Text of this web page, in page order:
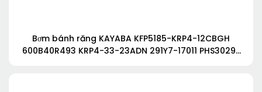
Bơm bánh răng KAYABA KFP5185-KRP4-12CBGH
600B40R493 KRP4-33-23ADN 291Y7-17011 PHS3029-